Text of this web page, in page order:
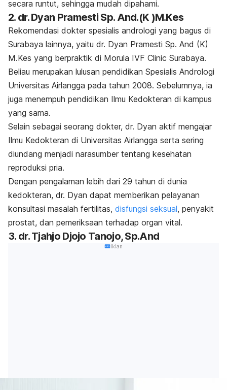
secara runtut, sehingga mudah dipahami.
2. dr. Dyan Pramesti Sp. And.(K )M.Kes
Rekomendasi dokter spesialis andrologi yang bagus di
Surabaya lainnya, yaitu dr. Dyan Pramesti Sp. And (K)
M.Kes yang berpraktik di Morula IVF Clinic Surabaya.
Beliau merupakan lulusan pendidikan Spesialis Andrologi
Universitas Airlangga pada tahun 2008. Sebelumnya, ia
juga menempuh pendidikan Ilmu Kedokteran di kampus
yang sama.
Selain sebagai seorang dokter, dr. Dyan aktif mengajar
Ilmu Kedokteran di Universitas Airlangga serta sering
diundang menjadi narasumber tentang kesehatan
reproduksi pria.
Dengan pengalaman lebih dari 29 tahun di dunia
kedokteran, dr. Dyan dapat memberikan pelayanan
konsultasi masalah fertilitas, disfungsi seksual, penyakit
prostat, dan pemeriksaan terhadap organ vital.
3. dr. Tjahjo Djojo Tanojo, Sp.And
Iklan